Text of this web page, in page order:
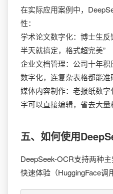
在实际应用案例中，
性：
学术论文数字化：博士生
半天就搞定，格式超完美”
企业文档管理：公司十年
数字化，连复杂表格都能准
媒体内容制作：老报纸数
字可以直接编辑，省去大量
五、如何使用
DeepSeek-OCR支持两种主
快速体验（HuggingFace调